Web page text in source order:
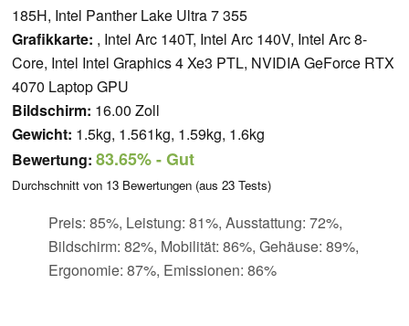
185H, Intel Panther Lake Ultra 7 355
Grafikkarte: , Intel Arc 140T, Intel Arc 140V, Intel Arc 8-
Core, Intel Intel Graphics 4 Xe3 PTL, NVIDIA GeForce RTX
4070 Laptop GPU
Bildschirm: 16.00 Zoll
Gewicht: 1.5kg, 1.561kg, 1.59kg, 1.6kg
Bewertung: 83.65%- Gut
Durchschnitt von 13 Bewertungen (aus 23 Tests)
Preis: 85%, Leistung: 81%, Ausstattung: 72%,
Bildschirm: 82%, Mobilität: 86%, Gehäuse: 89%,
Ergonomie: 87%, Emissionen: 86%